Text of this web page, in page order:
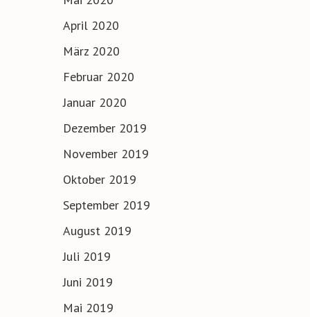
April 2020
März 2020
Februar 2020
Januar 2020
Dezember 2019
November 2019
Oktober 2019
September 2019
August 2019
Juli 2019
Juni 2019
Mai 2019